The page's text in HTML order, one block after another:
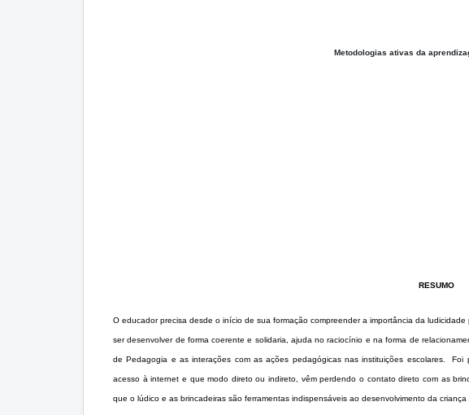
Metodologias ativas da
RESUMO
O educador precisa desde o início de sua formação compreender a importância da
ser desenvolver de forma coerente e solidaria, ajuda no raciocínio e na forma de
de Pedagogia e as interações com as ações pedagógicas nas instituições escolares. Foi
acesso à internet e que modo direto ou indireto, vêm perdendo o contato direto com as
que o lúdico e as brincadeiras são ferramentas indispensáveis ao desenvolvimento da